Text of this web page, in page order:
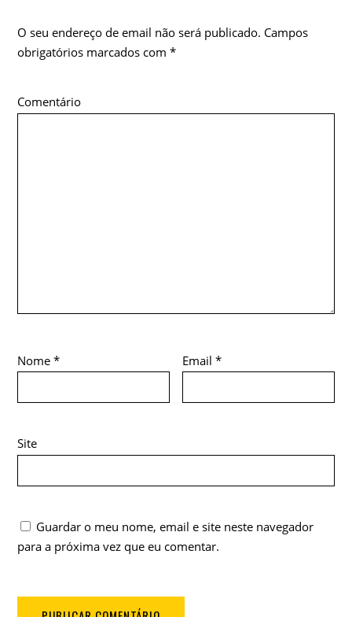
O seu endereço de email não será publicado. Campos
obrigatórios marcados com*
Comentário
Nome* Email*
Site
Guardar o meu nome, email e site neste navegador
para a próxima vez que eu comentar.